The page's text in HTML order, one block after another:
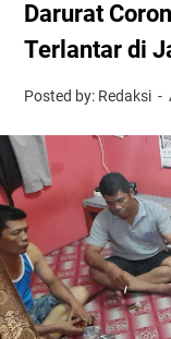
Darurat
Terlantar di
Posted by: Redaksi